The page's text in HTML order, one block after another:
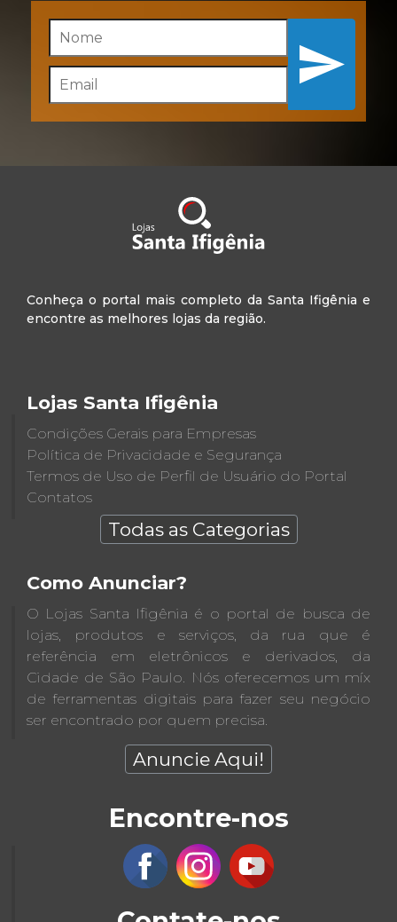
Inscreva-se
Conheça o portal mais completo da Santa Ifigênia e
encontre as melhores lojas da região.
Lojas Santa Ifigênia
Condições Gerais para Empresas
Política de Privacidade e Segurança
Termos de Uso de Perfil de Usuário do Portal
Contatos
Todas as Categorias
Como Anunciar?
O Lojas Santa Ifigênia é o portal de busca de
lojas, produtos e serviços, da rua que é
referência em eletrônicos e derivados, da
Cidade de São Paulo. Nós oferecemos um míx
de ferramentas digitais para fazer seu negócio
ser encontrado por quem precisa.
Anuncie Aqui!
Encontre-nos